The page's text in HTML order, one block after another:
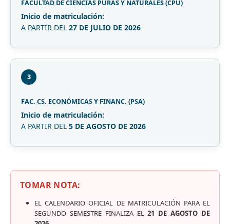
FACULTAD DE CIENCIAS PURAS Y NATURALES (CPU)
Inicio de matriculación:
A PARTIR DEL 27 DE JULIO DE 2026
3
FAC. CS. ECONÓMICAS Y FINANC. (PSA)
Inicio de matriculación:
A PARTIR DEL 5 DE AGOSTO DE 2026
TOMAR NOTA:
EL CALENDARIO OFICIAL DE MATRICULACIÓN PARA EL
SEGUNDO SEMESTRE FINALIZA EL21 DE AGOSTO DE